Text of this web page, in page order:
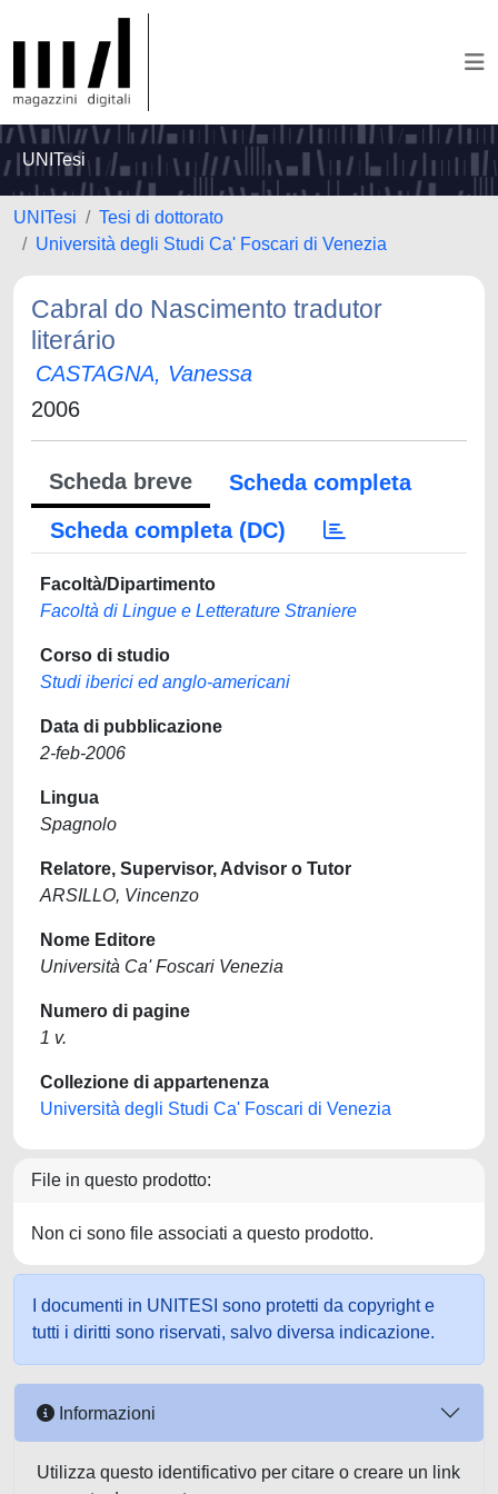
UNITesi
UNITesi
Tesi di dottorato
Università degli Studi Ca' Foscari di Venezia
Cabral do Nascimento tradutor
literário
CASTAGNA, Vanessa
2006
Scheda breve
Scheda completa
Scheda completa (DC)
Facoltà/Dipartimento
Facoltà di Lingue e Letterature Straniere
Corso di studio
Studi iberici ed anglo-americani
Data di pubblicazione
2-feb-2006
Lingua
Spagnolo
Relatore, Supervisor, Advisor o Tutor
ARSILLO, Vincenzo
Nome Editore
Università Ca' Foscari Venezia
Numero di pagine
1 v.
Collezione di appartenenza
Università degli Studi Ca' Foscari di Venezia
File in questo prodotto:
Non ci sono file associati a questo prodotto.
I documenti in UNITESI sono protetti da copyright e
tutti i diritti sono riservati, salvo diversa indicazione.
Informazioni
Utilizza questo identificativo per citare o creare un link